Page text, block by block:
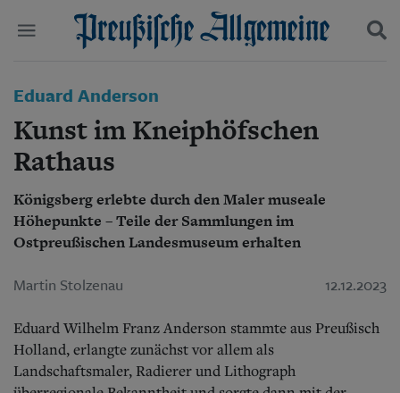
Start
Wer wir sind
Wirtschaft
Panorama
Leben
Geschichte
Ostpreußen
Pommern
Bücher
Suchen und finden
Eduard Anderson
Kunst im Kneiphöfschen
Rathaus
Königsberg erlebte durch den Maler museale
Höhepunkte – Teile der Sammlungen im
Ostpreußischen Landesmuseum erhalten
Martin Stolzenau 12.12.2023
Eduard Wilhelm Franz Anderson stammte aus Preußisch
Holland, erlangte zunächst vor allem als
Landschaftsmaler, Radierer und Lithograph